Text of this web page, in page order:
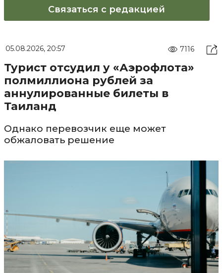
Связаться с редакцией
05.08.2026, 20:57 7116
Турист отсудил у «Аэрофлота»
полмиллиона рублей за
аннулированные билеты в
Таиланд
Однако перевозчик еще может
обжаловать решение